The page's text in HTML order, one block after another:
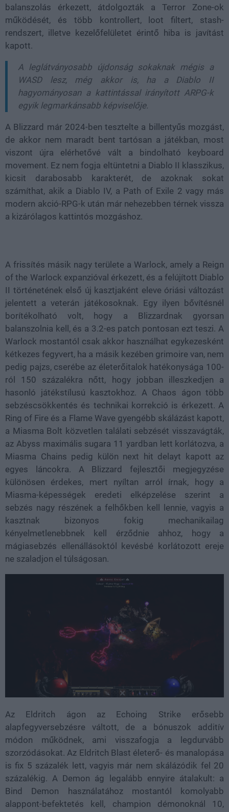
balanszolás érkezett, átdolgozták a Terror Zone-ok
működését, és több kontrollert, loot filtert, stash-
rendszert, illetve kezelőfelületet érintő hiba is javítást
kapott.
A leglátványosabb újdonság sokaknak mégis a
WASD lesz, még akkor is, ha a Diablo II
hagyományosan a kattintással irányított ARPG-k
egyik legmarkánsabb képviselője.
A Blizzard már 2024-ben tesztelte a billentyűs mozgást,
de akkor nem maradt bent tartósan a játékban, most
viszont újra elérhetővé vált a bindolható keyboard
movement. Ez nem fogja eltüntetni a Diablo II klasszikus,
kicsit darabosabb karakterét, de azoknak sokat
számíthat, akik a Diablo IV, a Path of Exile 2 vagy más
modern akció-RPG-k után már nehezebben térnek vissza
a kizárólagos kattintós mozgáshoz.
A frissítés másik nagy területe a Warlock, amely a Reign
of the Warlock expanzióval érkezett, és a felújított Diablo
II történetének első új kasztjaként eleve óriási változást
jelentett a veterán játékosoknak. Egy ilyen bővítésnél
borítékolható volt, hogy a Blizzardnak gyorsan
balanszolnia kell, és a 3.2-es patch pontosan ezt teszi. A
Warlock mostantól csak akkor használhat egykezesként
kétkezes fegyvert, ha a másik kezében grimoire van, nem
pedig pajzs, cserébe az életerőitalok hatékonysága 100-
ról 150 százalékra nőtt, hogy jobban illeszkedjen a
hasonló játékstílusú kasztokhoz. A Chaos ágon több
sebzéscsökkentés és technikai korrekció is érkezett. A
Ring of Fire és a Flame Wave gyengébb skálázást kapott,
a Miasma Bolt közvetlen találati sebzését visszavágták,
az Abyss maximális sugara 11 yardban lett korlátozva, a
Miasma Chains pedig külön next hit delayt kapott az
egyes láncokra. A Blizzard fejlesztői megjegyzése
különösen érdekes, mert nyíltan arról írnak, hogy a
Miasma-képességek eredeti elképzelése szerint a
sebzés nagy részének a felhőkben kell lennie, vagyis a
kasztnak bizonyos fokig mechanikailag
kényelmetlenebbnek kell érződnie ahhoz, hogy a
mágiasebzés ellenállásoktól kevésbé korlátozott ereje
ne szaladjon el túlságosan.
Az Eldritch ágon az Echoing Strike erősebb
alapfegyversebzésre váltott, de a bónuszok additív
módon működnek, ami visszafogja a legdurvább
szorzódásokat. Az Eldritch Blast életerő- és manalopása
is fix 5 százalék lett, vagyis már nem skálázódik fel 20
százalékig. A Demon ág legalább ennyire átalakult: a
Bind Demon használatához mostantól komolyabb
alappont-befektetés kell, champion démonoknál 10,